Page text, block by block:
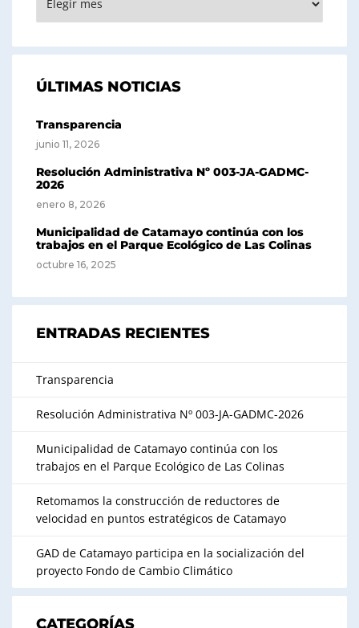
ÚLTIMAS NOTICIAS
Transparencia
junio 11, 2026
Resolución Administrativa Nº 003-JA-GADMC-
2026
enero 8, 2026
Municipalidad de Catamayo continúa con los
trabajos en el Parque Ecológico de Las Colinas
octubre 16, 2025
ENTRADAS RECIENTES
Transparencia
Resolución Administrativa Nº 003-JA-GADMC-2026
Municipalidad de Catamayo continúa con los
trabajos en el Parque Ecológico de Las Colinas
Retomamos la construcción de reductores de
velocidad en puntos estratégicos de Catamayo
GAD de Catamayo participa en la socialización del
proyecto Fondo de Cambio Climático
CATEGORÍAS